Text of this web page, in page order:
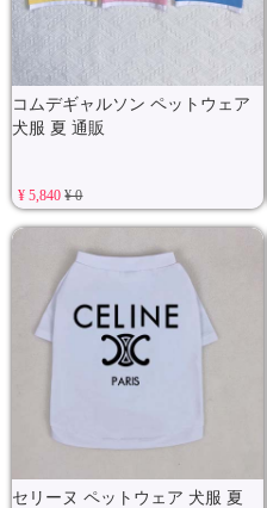
コムデギャルソン ペットウェア
犬服 夏 通販
¥ 5,840¥ 0
セリーヌ ペットウェア 犬服 夏